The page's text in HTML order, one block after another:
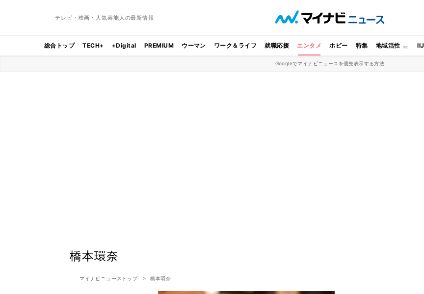
テレビ・映画・人気芸能人の最新情報
総合トップ TECH+ +Digital PREMIUM ウーマン ワーク＆ライフ 就職応援 エンタメ ホビー 特集 地域活性 IIJ
Googleでマイナビニュースを優先表示する方法
橋本環奈
マイナビニューストップ 橋本環奈